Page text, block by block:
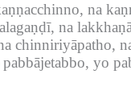
na
na
chinniriyāpatho,
yo